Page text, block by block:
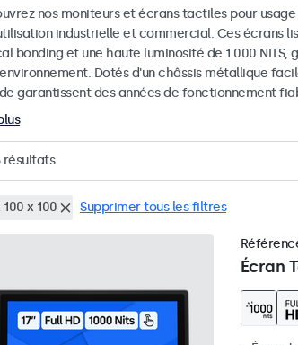
nos moniteurs et écrans tactiles pour
industrielle et commercial. Ces écrans
bonding et une haute luminosité de 1 000
Dotés d'un châssis métallique
garantissent des années de fonctionnement
résultats
100 x 100 Supprimer tous les filtres
Écran